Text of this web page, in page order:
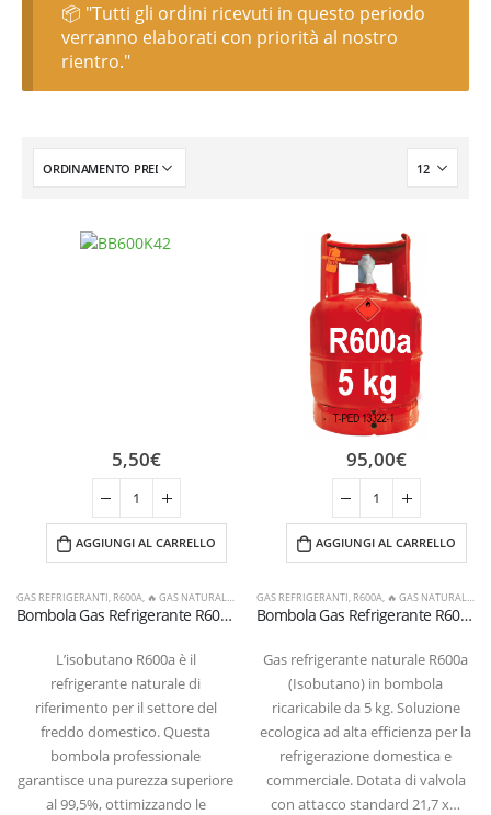
📦 "Tutti gli ordini ricevuti in questo periodo
verranno elaborati con priorità al nostro
rientro."
GAS REFRIGERANTI, R600A, 🔥 GAS NATURALI & ALTRI
Bombola Gas Refrigerante R600a (Isobutano) 420g – Valvola Aerosol 7/16″ UNF
L’isobutano R600a è il
refrigerante naturale di
riferimento per il settore del
freddo domestico. Questa
bombola professionale
garantisce una purezza superiore
al 99,5%, ottimizzando le
5,50€
AGGIUNGI AL CARRELLO
GAS REFRIGERANTI, R600A, 🔥 GAS NATURALI & ALTRI
Bombola Gas Refrigerante R600a (Isobutano) 5 kg – Valvola 21,7 x 1/14″ SX (Certificata T-PED / EN 13322-1)
Gas refrigerante naturale R600a
(Isobutano) in bombola
ricaricabile da 5 kg. Soluzione
ecologica ad alta efficienza per la
refrigerazione domestica e
commerciale. Dotata di valvola
con attacco standard 21,7 x…
95,00€
AGGIUNGI AL CARRELLO